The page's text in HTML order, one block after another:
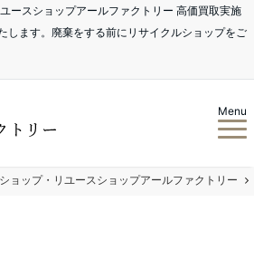
ースショップアールファクトリー 高価買取実施
します。廃棄をする前にリサイクルショップをご
Menu
ョップ・リユースショップアールファクトリー